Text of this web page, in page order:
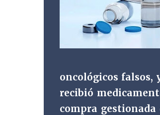
oncológicos falsos,
recibió
compra gestionada